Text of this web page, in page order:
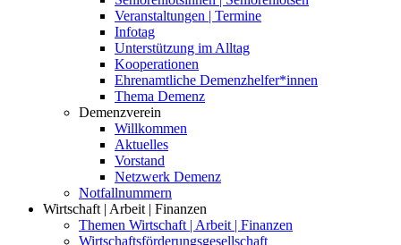
Veranstaltungen | Termine
Infotag
Unterstützung im Alltag
Kooperationen
Ehrenamtliche Demenzhelfer*innen
Thema Demenz
Demenzverein
Willkommen
Aktuelles
Vorstand
Netzwerk Demenz
Notfallnummern
Wirtschaft | Arbeit | Finanzen
Themen Wirtschaft | Arbeit | Finanzen
Wirtschaftsförderungsgesellschaft